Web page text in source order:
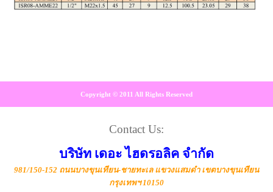
Copyright © 2011 All Rights Reserved
Contact Us:
บริษัท เดอะ ไฮดรอลิค จำกัด
981/150-152 ถนนบางขุนเทียน-ชายทะเล แขวงแสมดำ เขตบางขุนเทียน
กรุงเทพฯ 10150